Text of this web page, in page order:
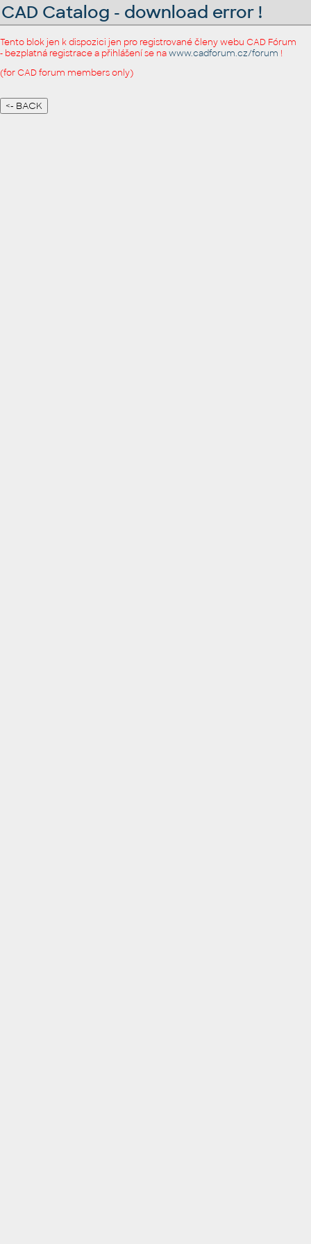
CAD Catalog - download error !
Tento blok jen k dispozici jen pro registrované členy webu CAD Fórum
- bezplatná registrace a přihlášení se nawww.cadforum.cz/forum !
(for CAD forum members only)